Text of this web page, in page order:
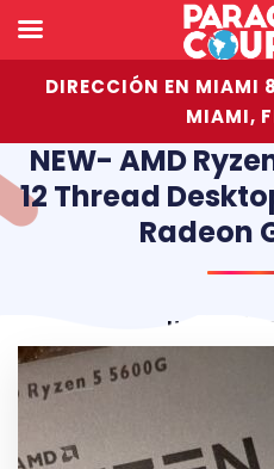
DIRECCIÓN EN
MIAMI,
NEW- AMD
12 Thread
Radeon
HOME